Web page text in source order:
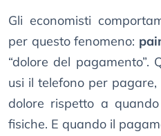
Gli economisti
per questo fenomeno:
“dolore del
usi il telefono per
dolore rispetto a
fisiche. E quando il